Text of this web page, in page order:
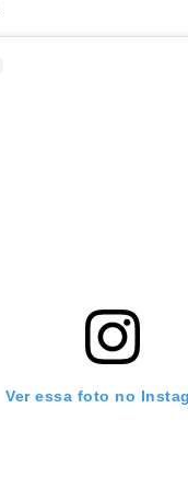
Ver essa foto no